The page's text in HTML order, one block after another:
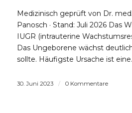
Medizinisch geprüft von Dr.
Panosch · Stand: Juli 2026 Das
IUGR (intrauterine
Das Ungeborene wächst
sollte. Häufigste Ursache ist
30. Juni 2023 / 0 Kommentare